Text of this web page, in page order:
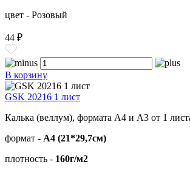
цвет - Розовый
44 ₽
В корзину
GSK 20216 1 лист
Калька (веллум), формата А4 и А3 от 1
формат - А4 (21*29,7см)
плотность - 160г/м2